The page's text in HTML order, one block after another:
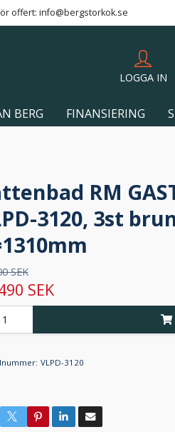
offert: info@bergstorkok.se
LOGGA IN
BERG FINANSIERING
RM
3120, 3st
SEK
SEK
VLPD-3120